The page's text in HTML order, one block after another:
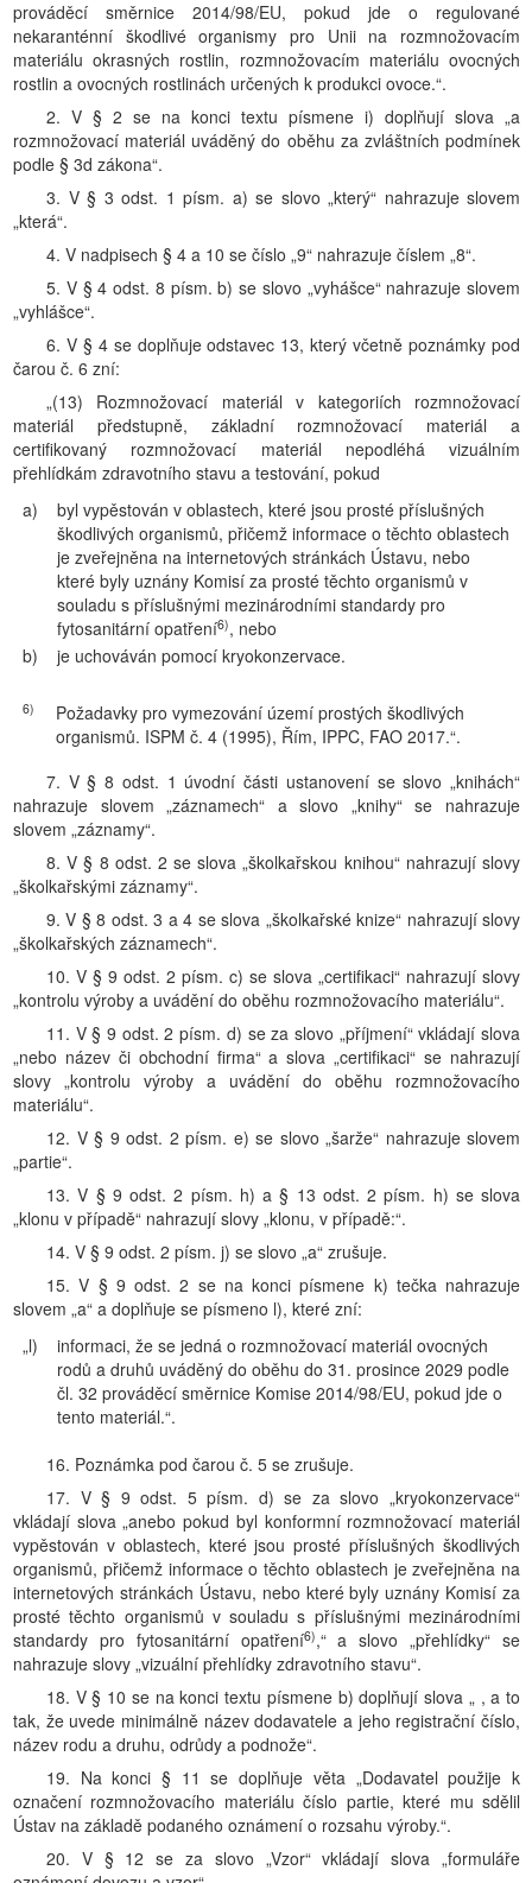
prováděcí směrnice 2014/98/EU, pokud jde o regulované
nekaranténní škodlivé organismy pro Unii na rozmnožovacím
materiálu okrasných rostlin, rozmnožovacím materiálu ovocných
rostlin a ovocných rostlinách určených k produkci ovoce.“.
2. V § 2 se na konci textu písmene i) doplňují slova „a
rozmnožovací materiál uváděný do oběhu za zvláštních podmínek
podle § 3d zákona“.
3. V § 3 odst. 1 písm. a) se slovo „který“ nahrazuje slovem
„která“.
4. V nadpisech § 4 a 10 se číslo „9“ nahrazuje číslem „8“.
5. V § 4 odst. 8 písm. b) se slovo „vyhášce“ nahrazuje slovem
„vyhlášce“.
6. V § 4 se doplňuje odstavec 13, který včetně poznámky pod
čarou č. 6 zní:
„(13) Rozmnožovací materiál v kategoriích rozmnožovací
materiál předstupně, základní rozmnožovací materiál a
certifikovaný rozmnožovací materiál nepodléhá vizuálním
přehlídkám zdravotního stavu a testování, pokud
a)
byl vypěstován v oblastech, které jsou prosté příslušných
škodlivých organismů, přičemž informace o těchto oblastech
je zveřejněna na internetových stránkách Ústavu, nebo
které byly uznány Komisí za prosté těchto organismů v
souladu s příslušnými mezinárodními standardy pro
fytosanitární opatření6), nebo
b)
je uchováván pomocí kryokonzervace.
6)
Požadavky pro vymezování území prostých škodlivých
organismů. ISPM č. 4 (1995), Řím, IPPC, FAO 2017.“.
7. V § 8 odst. 1 úvodní části ustanovení se slovo „knihách“
nahrazuje slovem „záznamech“ a slovo „knihy“ se nahrazuje
slovem „záznamy“.
8. V § 8 odst. 2 se slova „školkařskou knihou“ nahrazují slovy
„školkařskými záznamy“.
9. V § 8 odst. 3 a 4 se slova „školkařské knize“ nahrazují slovy
„školkařských záznamech“.
10. V § 9 odst. 2 písm. c) se slova „certifikaci“ nahrazují slovy
„kontrolu výroby a uvádění do oběhu rozmnožovacího materiálu“.
11. V § 9 odst. 2 písm. d) se za slovo „příjmení“ vkládají slova
„nebo název či obchodní firma“ a slova „certifikaci“ se nahrazují
slovy „kontrolu výroby a uvádění do oběhu rozmnožovacího
materiálu“.
12. V § 9 odst. 2 písm. e) se slovo „šarže“ nahrazuje slovem
„partie“.
13. V § 9 odst. 2 písm. h) a § 13 odst. 2 písm. h) se slova
„klonu v případě“ nahrazují slovy „klonu, v případě:“.
14. V § 9 odst. 2 písm. j) se slovo „a“ zrušuje.
15. V § 9 odst. 2 se na konci písmene k) tečka nahrazuje
slovem „a“ a doplňuje se písmeno l), které zní:
„l)
informaci, že se jedná o rozmnožovací materiál ovocných
rodů a druhů uváděný do oběhu do 31. prosince 2029 podle
čl. 32 prováděcí směrnice Komise 2014/98/EU, pokud jde o
tento materiál.“.
16. Poznámka pod čarou č. 5 se zrušuje.
17. V § 9 odst. 5 písm. d) se za slovo „kryokonzervace“
vkládají slova „anebo pokud byl konformní rozmnožovací materiál
vypěstován v oblastech, které jsou prosté příslušných škodlivých
organismů, přičemž informace o těchto oblastech je zveřejněna na
internetových stránkách Ústavu, nebo které byly uznány Komisí za
prosté těchto organismů v souladu s příslušnými mezinárodními
standardy pro fytosanitární opatření6),“ a slovo „přehlídky“ se
nahrazuje slovy „vizuální přehlídky zdravotního stavu“.
18. V § 10 se na konci textu písmene b) doplňují slova „ , a to
tak, že uvede minimálně název dodavatele a jeho registrační číslo,
název rodu a druhu, odrůdy a podnože“.
19. Na konci § 11 se doplňuje věta „Dodavatel použije k
označení rozmnožovacího materiálu číslo partie, které mu sdělil
Ústav na základě podaného oznámení o rozsahu výroby.“.
20. V § 12 se za slovo „Vzor“ vkládají slova „formuláře